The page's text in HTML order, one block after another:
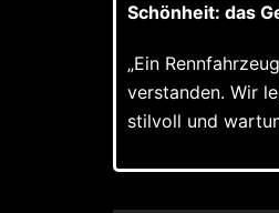
Schönheit: das
„Ein
verstanden. Wir
stilvoll und